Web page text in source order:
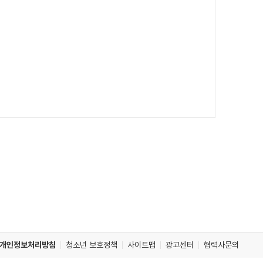
개인정보처리방침 청소년 보호정책 사이트맵 광고센터 협력사문의